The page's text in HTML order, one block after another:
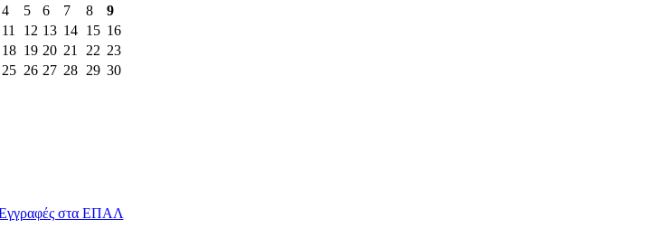
4 5 6 7 8
9
11 12 13 14 15 16
18 19 20 21 22 23
25 26 27 28 29 30